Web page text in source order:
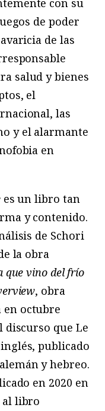
de poder
de las
salud y bienes
el
las
y el alarmante
en
es un libro tan
y contenido.
de Schori
la obra
que vino del frío
, obra
en octubre
que Le
publicado
y hebreo.
en 2020 en
al libro